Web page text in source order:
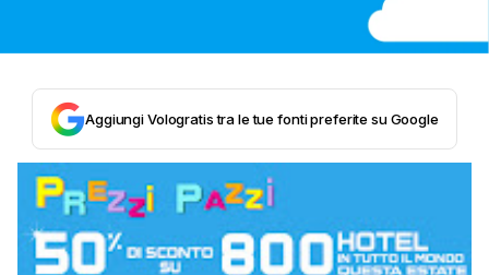
Aggiungi Vologratis tra le tue fonti preferite su Google